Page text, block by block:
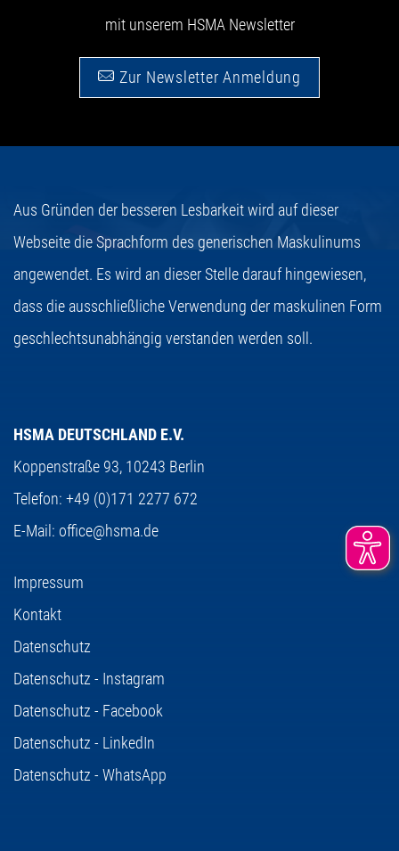
mit unserem HSMA Newsletter
Zur Newsletter Anmeldung
Aus Gründen der besseren Lesbarkeit wird auf dieser
Webseite die Sprachform des generischen Maskulinums
angewendet. Es wird an dieser Stelle darauf hingewiesen,
dass die ausschließliche Verwendung der maskulinen Form
geschlechtsunabhängig verstanden werden soll.
HSMA DEUTSCHLAND E.V.
Koppenstraße 93, 10243 Berlin
Telefon: +49 (0)171 2277 672
E-Mail: office@hsma.de
Impressum
Kontakt
Datenschutz
Datenschutz - Instagram
Datenschutz - Facebook
Datenschutz - LinkedIn
Datenschutz - WhatsApp